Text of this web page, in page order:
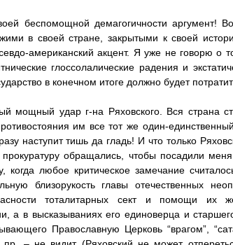
беспомощной демагогичности аргумент!
в своей стране, закрытыми к своей
американский акцент. Я уже не говорю о
глоссолалические радения и
в конечном итоге должно будет
мощный удар г-на Ряховского. Вся страна
им все тот же один-
наступит тишь да гладь! И что только
обращались, чтобы посадили
когда любое критическое замечание
близорукость главы отечественных
тоталитарных сект и помощи их
а в высказываниях его единоверца и
Православную Церковь “врагом”,